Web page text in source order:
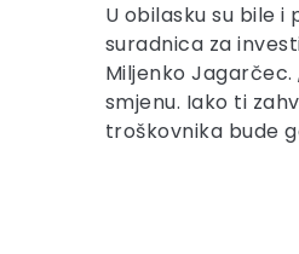
U obilasku su bile
suradnica za
Miljenko
smjenu. Iako ti
troškovnika bude